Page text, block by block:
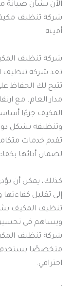
الآن بشأن صيانة
شركة تنظيف
أمينة.
شركة تنظيف
تعد شركة تنظيف
تتيح لك الحفاظ
مدار العام. مع
المكيف جزءًا
وتنظيفه بشكل
تقدم خدمات
لضمان أدائها
كذلك، يمكن أن
إلى تقليل
تنظيف المكيف
ويساهم في تحسين
شركة تنظيف
متخصصًا يستخدم
احترافي.